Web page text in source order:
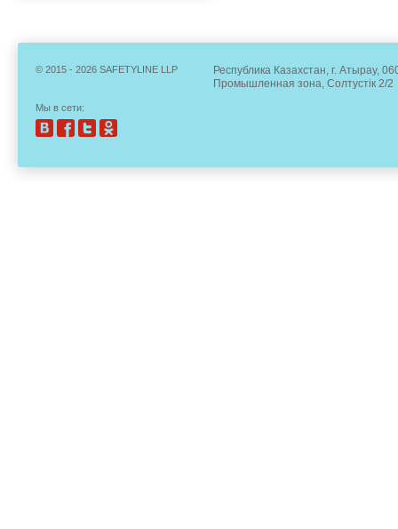
© 2015 - 2026 SAFETYLINE LLP
Мы в сети:
Республика Казахстан, г. Атырау,
Промышленная зона, Солтустік 2/2